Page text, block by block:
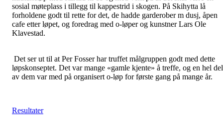
sosial møteplass i tillegg til kappestrid i skogen. På Skihytta lå
forholdene godt til rette for det, de hadde garderober m dusj, åpen
cafe etter løpet, og foredrag med o-løper og kunstner Lars Ole
Klavestad.
Det ser ut til at Per Fosser har truffet målgruppen godt med dette
løpskonseptet. Det var mange «gamle kjente» å treffe, og en hel del
av dem var med på organisert o-løp for første gang på mange år.
Resultater